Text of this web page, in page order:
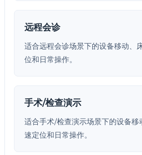
远程会诊
适合远程会诊场景下的设备移动、
位和日常操作。
手术/检查演示
适合手术/检查演示场景下的设备移
速定位和日常操作。